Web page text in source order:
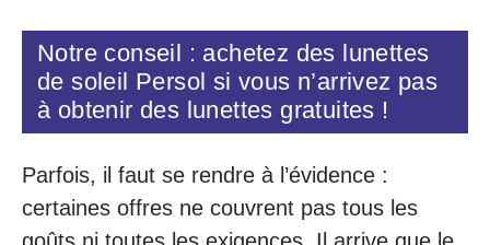
Notre conseil : achetez des lunettes
de soleil Persol si vous n’arrivez pas
à obtenir des lunettes gratuites !
Parfois, il faut se rendre à l’évidence :
certaines offres ne couvrent pas tous les
goûts ni toutes les exigences. Il arrive que le